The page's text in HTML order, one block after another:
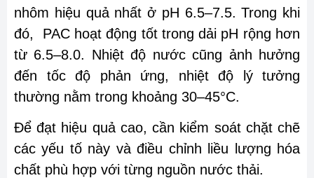
nhôm hiệu quả nhất ở pH 6.5–7.5. Trong khi
đó, PAC hoạt động tốt trong dải pH rộng hơn
từ 6.5–8.0. Nhiệt độ nước cũng ảnh hưởng
đến tốc độ phản ứng, nhiệt độ lý tưởng
thường nằm trong khoảng 30–45°C.
Để đạt hiệu quả cao, cần kiểm soát chặt chẽ
các yếu tố này và điều chỉnh liều lượng hóa
chất phù hợp với từng nguồn nước thải.